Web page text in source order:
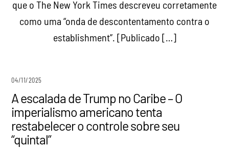
que o The New York Times descreveu corretamente
como uma “onda de descontentamento contra o
establishment”. [Publicado […]
04/11/2025
A escalada de Trump no Caribe – O
imperialismo americano tenta
restabelecer o controle sobre seu
“quintal”